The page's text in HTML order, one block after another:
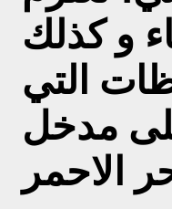
و کذلك
التي
مدخل